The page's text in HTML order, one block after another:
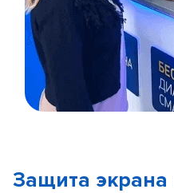
5
Защита экрана